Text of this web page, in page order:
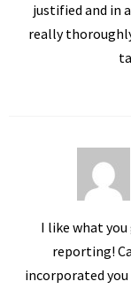
justified and in
really
I like what you
reporting!
incorporated